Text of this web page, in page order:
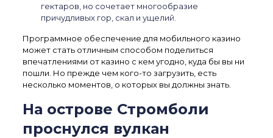
гектаров, но сочетает многообразие
причудливых гор, скал и ущелий.
Программное обеспечение для мобильного казино
может стать отличным способом поделиться
впечатлениями от казино с кем угодно, куда бы вы ни
пошли. Но прежде чем кого-то загрузить, есть
несколько моментов, о которых вы должны знать.
На острове Стромболи
проснулся вулкан